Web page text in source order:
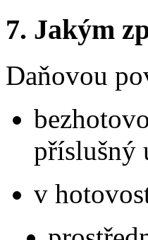
7. Jakým
Daňovou
příslušný
v